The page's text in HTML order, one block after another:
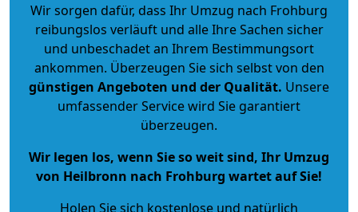
Wir sorgen dafür, dass Ihr Umzug nach Frohburg
reibungslos verläuft und alle Ihre Sachen sicher
und unbeschadet an Ihrem Bestimmungsort
ankommen. Überzeugen Sie sich selbst von den
günstigen Angeboten und der Qualität. Unsere
umfassender Service wird Sie garantiert
überzeugen.
Wir legen los, wenn Sie so weit sind, Ihr Umzug
von Heilbronn nach Frohburg wartet auf Sie!
Holen Sie sich kostenlose und natürlich